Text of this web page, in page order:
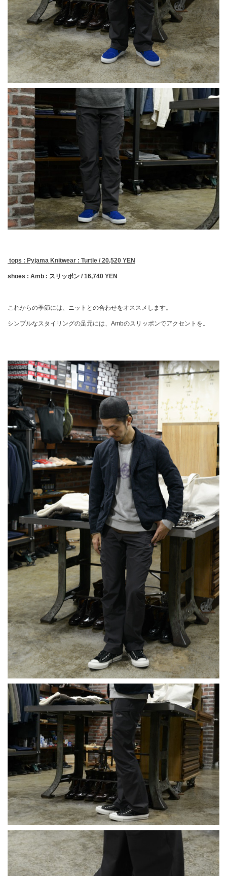
tops : Pyjama Knitwear : Turtle / 20,520 YEN
shoes : Amb : スリッポン / 16,740 YEN
これからの季節には、ニットとの合わせをオススメします。
シンプルなスタイリングの足元には、Ambのスリッポンでアクセントを。